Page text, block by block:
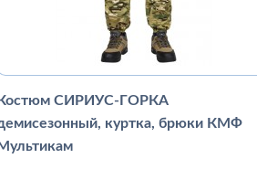
Костюм СИРИУС-ГОРКА
куртка, брюки КМФ
Мультикам